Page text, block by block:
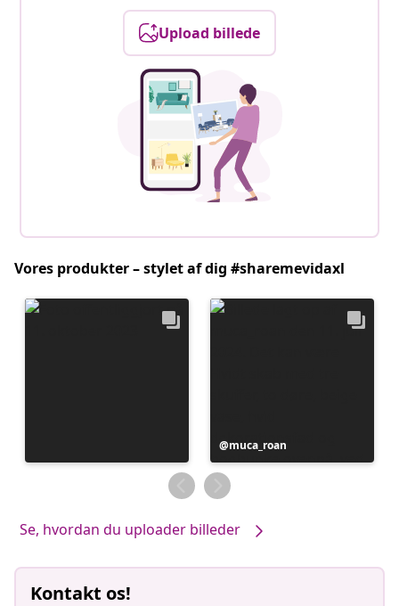
Upload billede
Vores produkter – stylet af dig #sharemevidaxl
Opslag
offentliggjort
af
muca_roan
Se, hvordan du uploader billeder
Kontakt os!